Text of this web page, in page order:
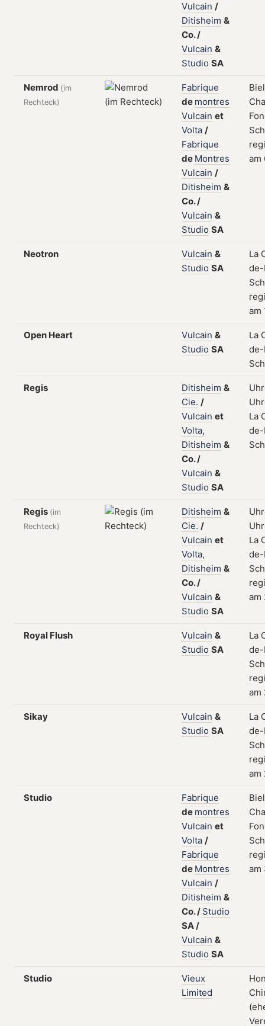
Vulcain /
Ditisheim &
Co./
Vulcain &
Studio SA
Nemrod (im
Rechteck)
Fabrique
de montres
Vulcain et
Volta /
Fabrique
de Montres
Vulcain /
Ditisheim &
Co./
Vulcain &
Studio SA
am
Neotron Vulcain &
Studio SA
La
de-
am
Open Heart Vulcain &
Studio SA
La
de-
Regis Ditisheim &
Cie. /
Vulcain et
Volta,
Ditisheim &
Co./
Vulcain &
Studio SA
La
de-
Regis (im
Rechteck)
Ditisheim &
Cie. /
Vulcain et
Volta,
Ditisheim &
Co./
Vulcain &
Studio SA
La
de-
am
Royal Flush Vulcain &
Studio SA
La
de-
am
Sikay Vulcain &
Studio SA
La
de-
am
Studio
Fabrique
de montres
Vulcain et
Volta /
Fabrique
de Montres
Vulcain /
Ditisheim &
Co./ Studio
SA/
Vulcain &
Studio SA
am
Studio
Vieux
Limited